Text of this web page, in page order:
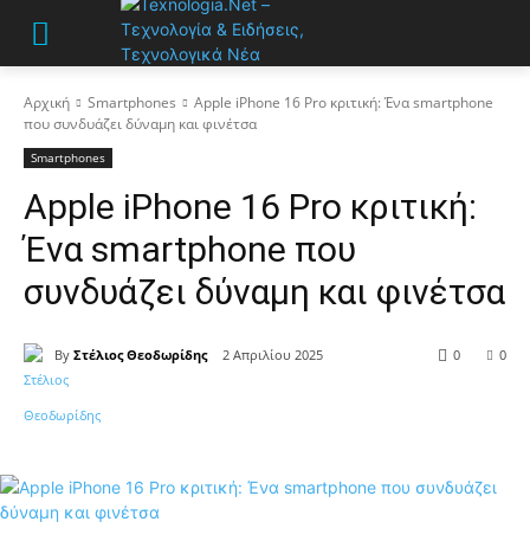
Αρχική Smartphones
Apple iPhone 16 Pro κριτική: Ένα smartphone
που συνδυάζει δύναμη και φινέτσα
Smartphones
Apple iPhone 16 Pro κριτική:
Ένα smartphone που
συνδυάζει δύναμη και φινέτσα
By Στέλιος Θεοδωρίδης 2 Απριλίου 2025 0
0